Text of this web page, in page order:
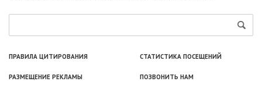
ПРАВИЛА ЦИТИРОВАНИЯ СТАТИСТИКА ПОСЕЩЕНИЙ
РАЗМЕЩЕНИЕ РЕКЛАМЫ ПОЗВОНИТЬ НАМ